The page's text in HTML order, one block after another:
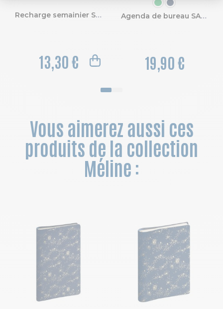
Recharge semainier SAD 22S 18.5 x 22.5 cm Septembre 2026 à Décembre 2027-16 mois
13,30 €
COULEUR
Agenda de bureau SAD 22S Kaa 18.5 x 22.5 cm Semainier Septembre 2026 à Décembre 2027-16 mois
19,90 €
Vous aimerez aussi ces
produits de la collection
Méline :